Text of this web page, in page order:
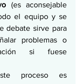
(es aconsejable
el equipo y se
debate sirve para
problemas o
si fuese
proceso es